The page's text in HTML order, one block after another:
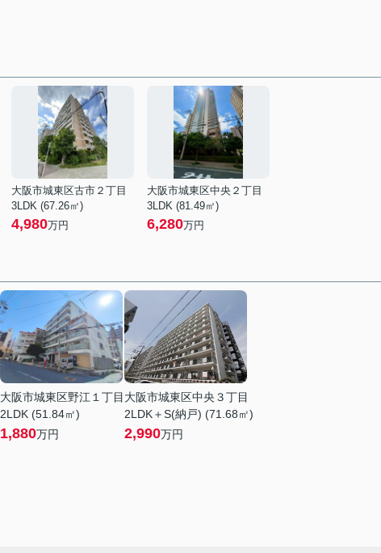
大阪市城東区古市２丁目
3LDK (67.26㎡)
4,980万円
大阪市城東区中央２丁目
3LDK (81.49㎡)
6,280万円
大阪市城東区野江１丁目
2LDK (51.84㎡)
1,880万円
大阪市城東区中央３丁目
2LDK＋S(納戸) (71.68㎡)
2,990万円